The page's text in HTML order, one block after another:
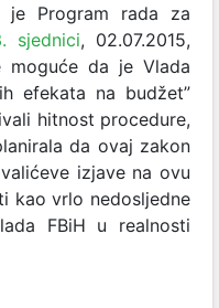
je Program rada za
sjednici, 02.07.2015,
da je Vlada
efekata na budžet”
hitnost procedure,
da ovaj zakon
izjave na ovu
kao vrlo nedosljedne
FBiH u realnosti